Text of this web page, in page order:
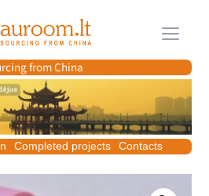
Meniu
from China
Completed projects Contacts